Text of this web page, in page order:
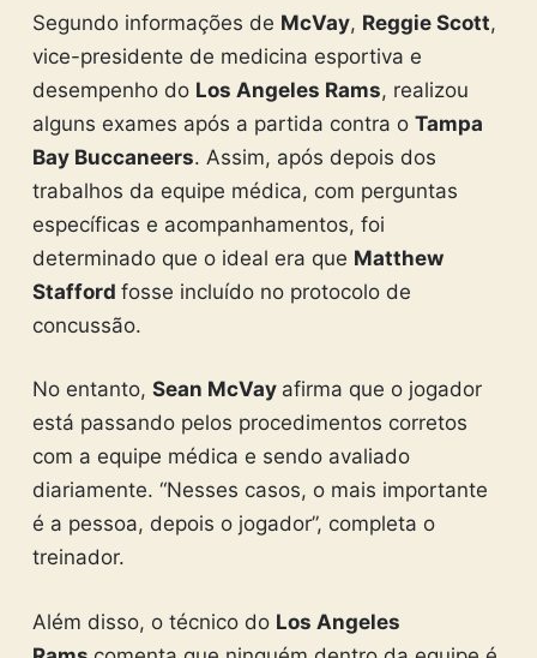
Segundo informações de McVay, Reggie Scott,
vice-presidente de medicina esportiva e
desempenho do Los Angeles Rams, realizou
alguns exames após a partida contra o Tampa
Bay Buccaneers. Assim, após depois dos
trabalhos da equipe médica, com perguntas
específicas e acompanhamentos, foi
determinado que o ideal era que Matthew
Stafford fosse incluído no protocolo de
concussão.
No entanto, Sean McVay afirma que o jogador
está passando pelos procedimentos corretos
com a equipe médica e sendo avaliado
diariamente. “Nesses casos, o mais importante
é a pessoa, depois o jogador”, completa o
treinador.
Além disso, o técnico do Los Angeles